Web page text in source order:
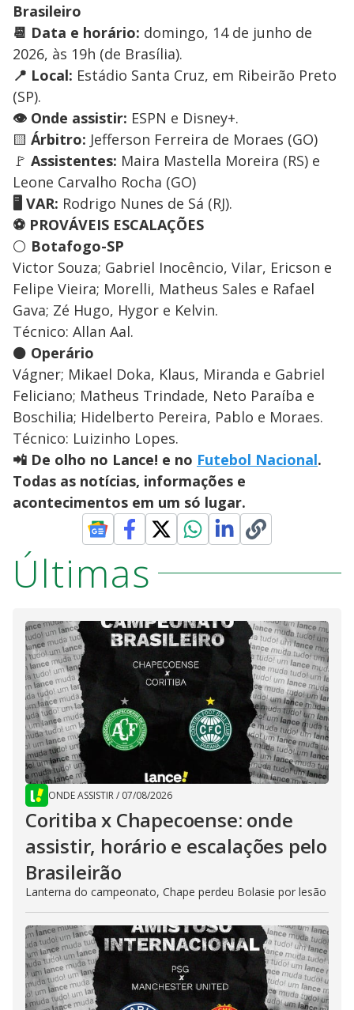
Brasileiro
📆 Data e horário: domingo, 14 de junho de
2026, às 19h (de Brasília).
📍 Local: Estádio Santa Cruz, em Ribeirão Preto
(SP).
👁️ Onde assistir: ESPN e Disney+.
🟨 Árbitro: Jefferson Ferreira de Moraes (GO)
🚩 Assistentes: Maira Mastella Moreira (RS) e
Leone Carvalho Rocha (GO)
🖥️ VAR: Rodrigo Nunes de Sá (RJ).
⚽ PROVÁVEIS ESCALAÇÕES
⚪ Botafogo-SP
Victor Souza; Gabriel Inocêncio, Vilar, Ericson e
Felipe Vieira; Morelli, Matheus Sales e Rafael
Gava; Zé Hugo, Hygor e Kelvin.
Técnico: Allan Aal.
⚫ Operário
Vágner; Mikael Doka, Klaus, Miranda e Gabriel
Feliciano; Matheus Trindade, Neto Paraíba e
Boschilia; Hidelberto Pereira, Pablo e Moraes.
Técnico: Luizinho Lopes.
📲 De olho no Lance! e no Futebol Nacional.
Todas as notícias, informações e
acontecimentos em um só lugar.
Últimas
ONDE ASSISTIR/ 07/08/2026
Coritiba x Chapecoense: onde
assistir, horário e escalações pelo
Brasileirão
Lanterna do campeonato, Chape perdeu Bolasie por lesão